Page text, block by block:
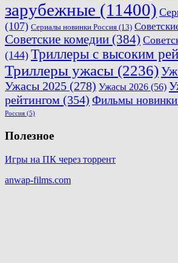
зарубежные (11400)
(107) Сериалы новинки Россия (13)
Советские комедии (384)
(144) Триллеры с высоким
Триллеры ужасы (2236)
Ужасы 2025 (278) Ужасы 2026 (56)
рейтингом (354) Фильмы новинки
Россия (5)
Полезное
Игры на ПК через торрент
anwap-films.com